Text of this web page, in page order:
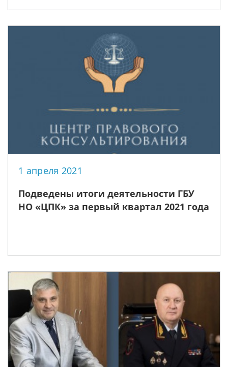
1 апреля 2021
Подведены итоги деятельности ГБУ
НО «ЦПК» за первый квартал 2021 года